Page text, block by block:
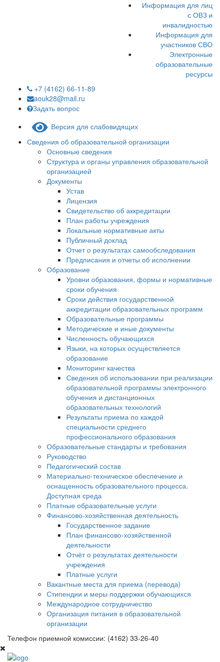
Информация для лиц
с ОВЗ и
инвалидностью
Информация для
участников СВО
Электронные
образовательные
ресурсы
+7 (4162) 66-11-89
aouk28@mail.ru
Задать вопрос
Версия для слабовидящих
Сведения об образовательной организации
Основные сведения
Структура и органы управления образовательной
организацией
Документы
Устав
Лицензия
Свидетельство об аккредитации
План работы учреждения
Локальные нормативные акты
Публичный доклад
Отчет о результатах самообследования
Предписания и отчеты об исполнении
Образование
Уровни образования, формы и нормативные
сроки обучения
Сроки действия государственной
аккредитации образовательных программ
Образовательные программы
Методические и иные документы
Численность обучающихся
Языки, на которых осуществляется
образование
Мониторинг качества
Сведения об использовании при реализации
образовательной программы электронного
обучения и дистанционных
образовательных технологий
Результаты приема по каждой
специальности среднего
профессионального образования
Образовательные стандарты и требования
Руководство
Педагогический состав
Материально-техническое обеспечение и
оснащенность образовательного процесса.
Доступная среда
Платные образовательные услуги
Финансово-хозяйственная деятельность
Государственное задание
План финансово-хозяйственной
деятельности
Отчёт о результатах деятельности
учреждения
Платные услуги
Вакантные места для приема (перевода)
Стипендии и меры поддержки обучающихся
Международное сотрудничество
Организация питания в образовательной
организации
Телефон приемной комиссии: (4162) 33-26-40